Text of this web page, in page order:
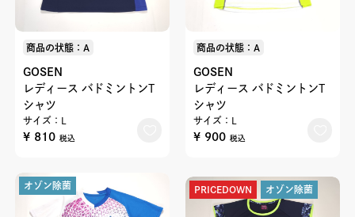
商品の状態：A
GOSEN
レディース バドミントンT
シャツ
サイズ：L
¥ 810 税込
商品の状態：A
GOSEN
レディース バドミントンT
シャツ
サイズ：L
¥ 900 税込
オゾン除菌 PRICEDOWN オゾン除菌